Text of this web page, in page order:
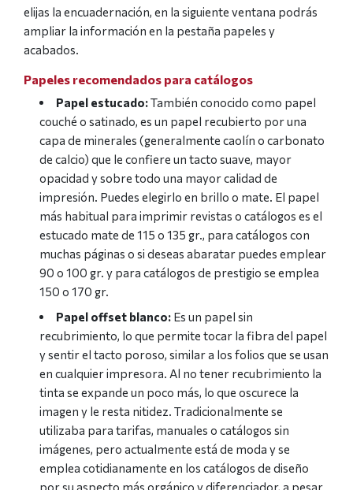
elijas la encuadernación, en la siguiente ventana podrás
ampliar la información en la pestaña papeles y
acabados.
Papeles recomendados para catálogos
Papel estucado:También conocido como papel
couché o satinado, es un papel recubierto por una
capa de minerales (generalmente caolín o carbonato
de calcio) que le confiere un tacto suave, mayor
opacidad y sobre todo una mayor calidad de
impresión. Puedes elegirlo en brillo o mate. El papel
más habitual para imprimir revistas o catálogos es el
estucado mate de 115 o 135 gr., para catálogos con
muchas páginas o si deseas abaratar puedes emplear
90 o 100 gr. y para catálogos de prestigio se emplea
150 o 170 gr.
Papel offset blanco: Es un papel sin
recubrimiento, lo que permite tocar la fibra del papel
y sentir el tacto poroso, similar a los folios que se usan
en cualquier impresora. Al no tener recubrimiento la
tinta se expande un poco más, lo que oscurece la
imagen y le resta nitidez. Tradicionalmente se
utilizaba para tarifas, manuales o catálogos sin
imágenes, pero actualmente está de moda y se
emplea cotidianamente en los catálogos de diseño
por su aspecto más orgánico y diferenciador, a pesar